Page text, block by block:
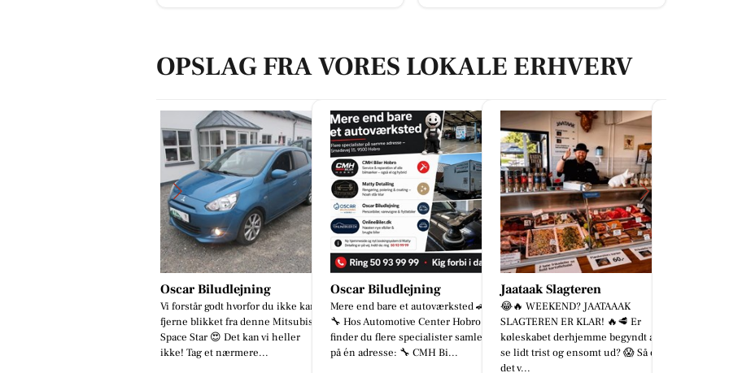
OPSLAG FRA VORES LOKALE ERHVERV
Oscar Biludlejning
Mere end bare et autoværksted 🚗
🔧 Hos Automotive Center Hobro
finder du flere specialister samlet
på én adresse: 🔧 CMH Bi...
Jaataak Slagteren
😂🔥 WEEKEND? JAATAAAK
SLAGTEREN ER KLAR! 🔥🥩 Er
køleskabet derhjemme begyndt at
se lidt trist og ensomt ud? 😱 Så er
Ask
⭐️⭐️⭐️⭐️⭐️ I ASK skal hvert måltid
være en kulinarisk oplevelse! Vi
leverer skræddersyede
cateringløsninger til både private
...